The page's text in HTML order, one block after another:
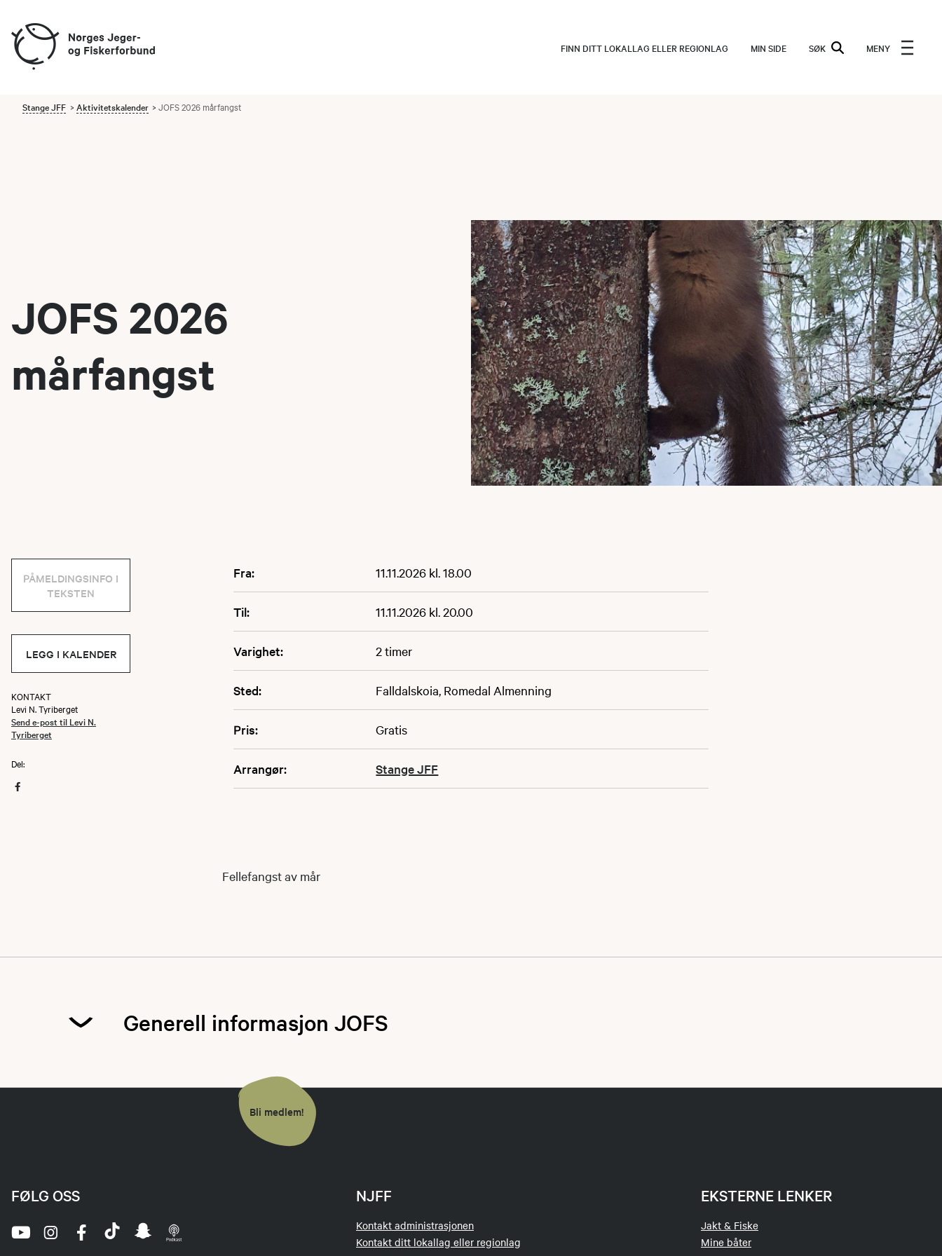
FINN DITT LOKALLAG ELLER REGIONLAG MIN SIDE SØK MENY
Stange JFF Aktivitetskalender JOFS 2026 mårfangst
JOFS 2026
mårfangst
Fra: 11.11.2026 kl. 18.00
Til: 11.11.2026 kl. 20.00
Varighet: 2 timer
Sted: Falldalskoia, Romedal Almenning
Pris: Gratis
Arrangør: Stange JFF
PÅMELDINGSINFO I
TEKSTEN
LEGG I KALENDER
KONTAKT
Levi N. Tyriberget
Send e-post til Levi N.
Tyriberget
Del:
Fellefangst av mår
Generell informasjon JOFS
JOFS arrangeres i samarbeid mellom Stange jeger- og fiskerforening og Romedal og Vallset
jeger- og fiskerforening. Målgruppen er barn og ungdom mellom 8-16 år. Vi har 20 plasser og
det er "førstemann til mølla" som gjelder. Mye av programmet er godt kjent for mange, men noe
er nytt. Vi har prioritert de aktivitetene som vi har fått mest forespørsler om. Tidligere deltakere
aktivitetene slik at de får litt økt utbytte. JOFS kan feks være en fin inngang mot jegerprøven.
Bli medlem!
NJFF
Kontakt administrasjonen
Kontakt ditt lokallag eller regionlag
EKSTERNE LENKER
Jakt & Fiske
Mine båter
FØLG OSS